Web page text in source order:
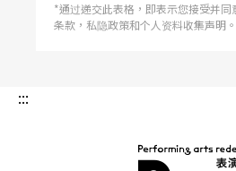
*通过递交此表格，即表示您接受并同
条款，私隐政策和个人资料收集声明。
:::